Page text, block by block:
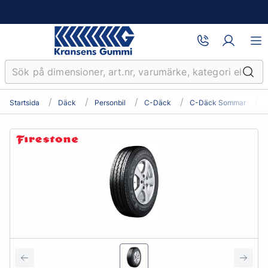
Startsida Däck Personbil C-Däck C-Däck Sommar